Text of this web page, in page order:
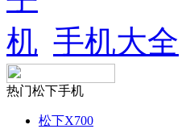
手机大全
热门松下手机
松下X700